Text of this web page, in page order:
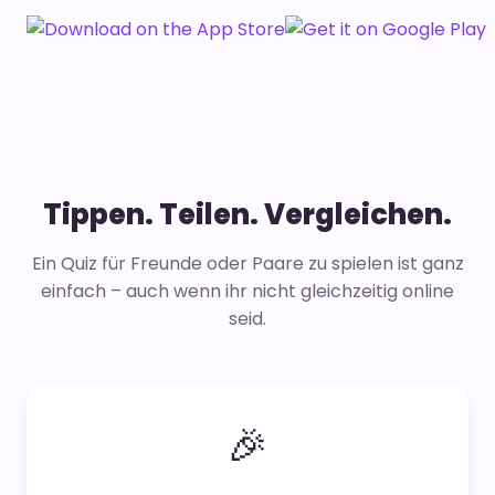
Tippen. Teilen. Vergleichen.
Ein Quiz für Freunde oder Paare zu spielen ist ganz
einfach – auch wenn ihr nicht gleichzeitig online
seid.
🎉